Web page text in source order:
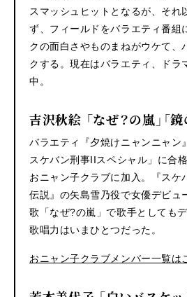
スマッシュヒットとなるが、それ
ず、フィールドをバラエティ番組
クの面白さやものまねがウケて、
クする。現在はバラエティ、ドラ
中。
吉沢秋絵 「なぜ？の嵐」「
バラエティ『夕焼けニャンニャン
スケバン刑事IIスペシャル」に合
おニャン子クラブに加入。『スケ
伝説』の矢島雪乃役で女優デビュ
歌「なぜ?の嵐」で歌手としても
歌唱力はいまひとつだった。
おニャン子クラブメンバー一覧